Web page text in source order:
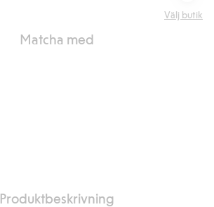
Välj butik
Matcha med
Produktbeskrivning